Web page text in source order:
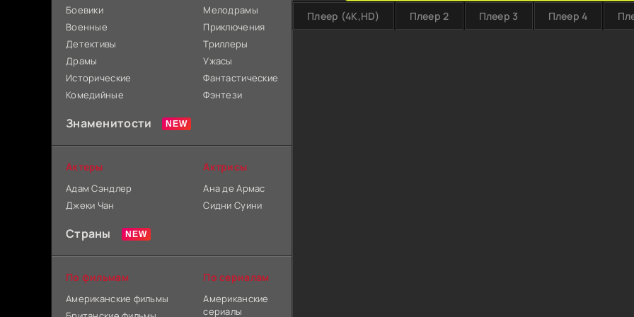
Плеер (4K,HD) Плеер 2 Плеер 3 Плеер 4
Боевики
Военные
Детективы
Драмы
Исторические
Комедийные
Мелодрамы
Приключения
Триллеры
Ужасы
Фантастические
Фэнтези
Знаменитости
Актеры
Адам Сэндлер
Джеки Чан
Актрисы
Ана де Армас
Сидни Суини
Страны
По фильмам
Американские фильмы
По сериалам
Американские
сериалы